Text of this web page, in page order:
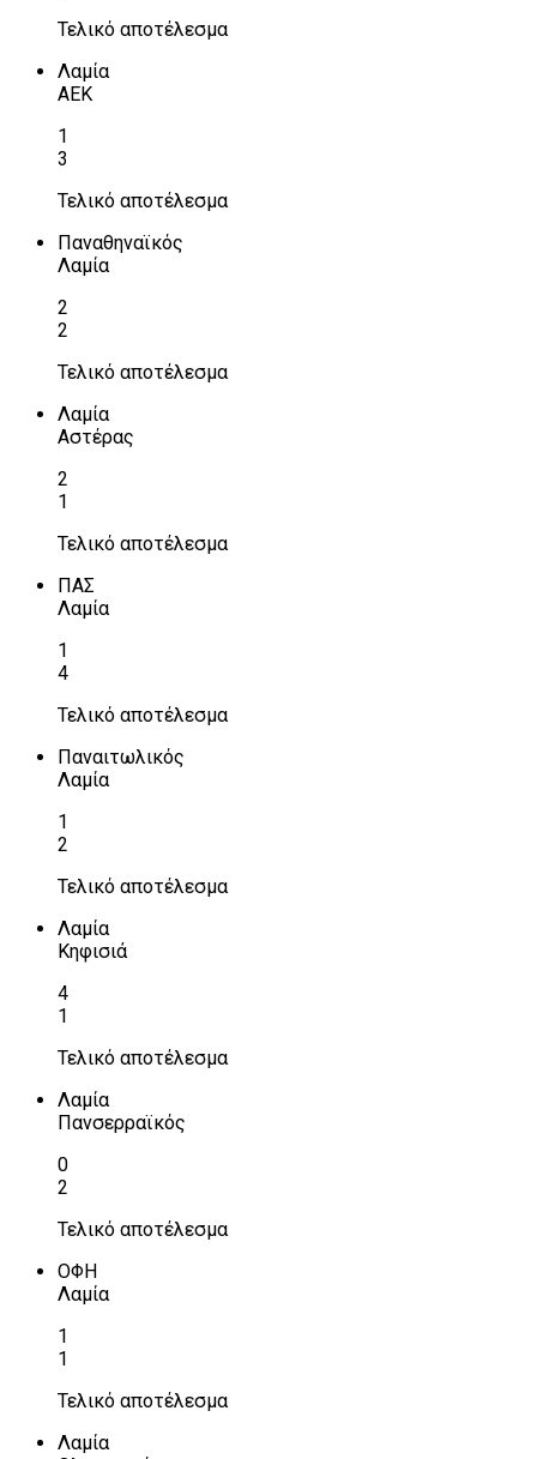
Τελικό αποτέλεσμα
Λαμία
ΑΕΚ
1
3
Τελικό αποτέλεσμα
Παναθηναϊκός
Λαμία
2
2
Τελικό αποτέλεσμα
Λαμία
Αστέρας
2
1
Τελικό αποτέλεσμα
ΠΑΣ
Λαμία
1
4
Τελικό αποτέλεσμα
Παναιτωλικός
Λαμία
1
2
Τελικό αποτέλεσμα
Λαμία
Κηφισιά
4
1
Τελικό αποτέλεσμα
Λαμία
Πανσερραϊκός
0
2
Τελικό αποτέλεσμα
ΟΦΗ
Λαμία
1
1
Τελικό αποτέλεσμα
Λαμία